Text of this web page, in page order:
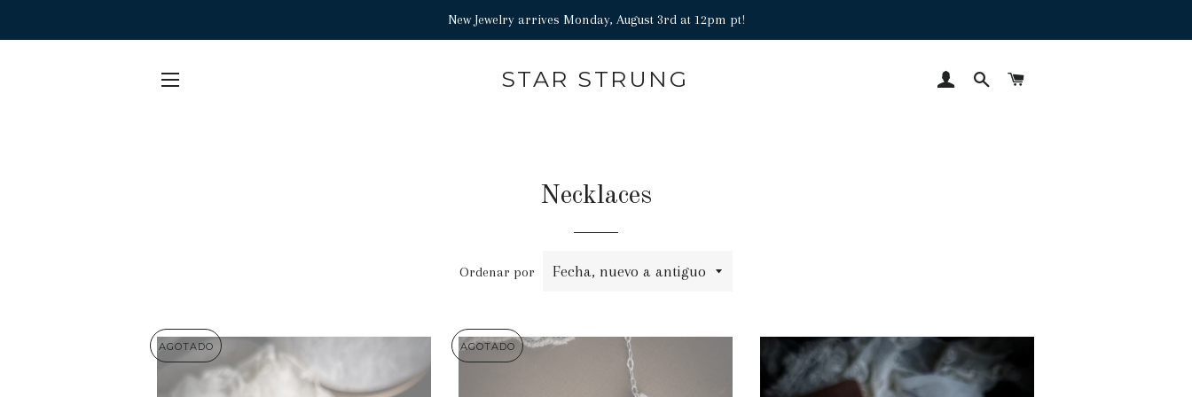
New Jewelry arrives Monday, August 3rd at 12pm pt!
STAR STRUNG INGRESAR
BUSCAR
Necklaces
Ordenar por
AGOTADO AGOTADO